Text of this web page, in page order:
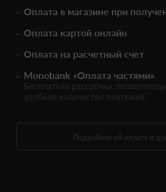
Оплата в магазине при
Оплата картой онлайн
Оплата на расчетный счет
Monobank «Оплата частями»
Бесплатная рассрочка,
удобное количество платежей.
Подробнее об оплате и